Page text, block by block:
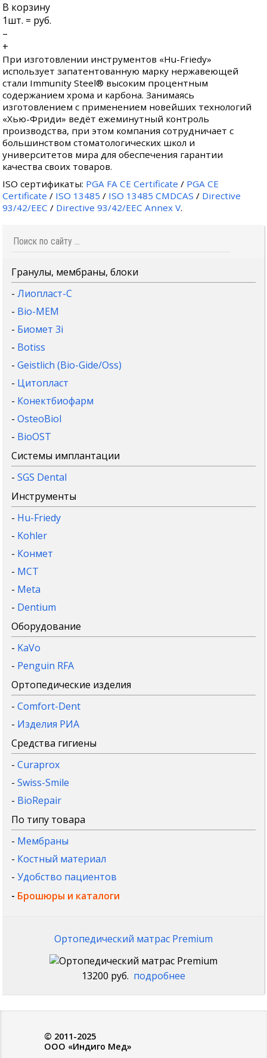
В корзину
1шт. = руб.
–
+
При изготовлении инструментов «Hu-Friedy»
использует запатентованную марку нержавеющей
стали Immunity Steel® высоким процентным
содержанием хрома и карбона. Занимаясь
изготовлением с применением новейших технологий
«Хью-Фриди» ведёт ежеминутный контроль
производства, при этом компания сотрудничает с
большинством стоматологических школ и
университетов мира для обеспечения гарантии
качества своих товаров.
ISO сертификаты: PGA FA CE Certificate / PGA CE
Certificate / ISO 13485 / ISO 13485 CMDCAS / Directive
93/42/EEC / Directive 93/42/EEC Annex V.
Гранулы, мембраны, блоки
-Лиопласт-С
- Bio-MEM
- Биомет 3i
- Botiss
-Geistlich (Bio-Gide/Oss)
- Цитопласт
- Конектбиофарм
-OsteoBiol
- BioOST
Системы имплантации
-SGS Dental
Инструменты
- Hu-Friedy
- Kohler
- Конмет
- MCT
- Meta
- Dentium
Оборудование
- KaVo
- Penguin RFA
Ортопедические изделия
-Comfort-Dent
- Изделия РИА
Средства гигиены
-Curaprox
-Swiss-Smile
- BioRepair
По типу товара
- Мембраны
- Костный материал
-Удобство пациентов
- Брошюры и каталоги
Ортопедический матрас Premium
13200 руб. подробнее
© 2011-2025
ООО «Индиго Мед»